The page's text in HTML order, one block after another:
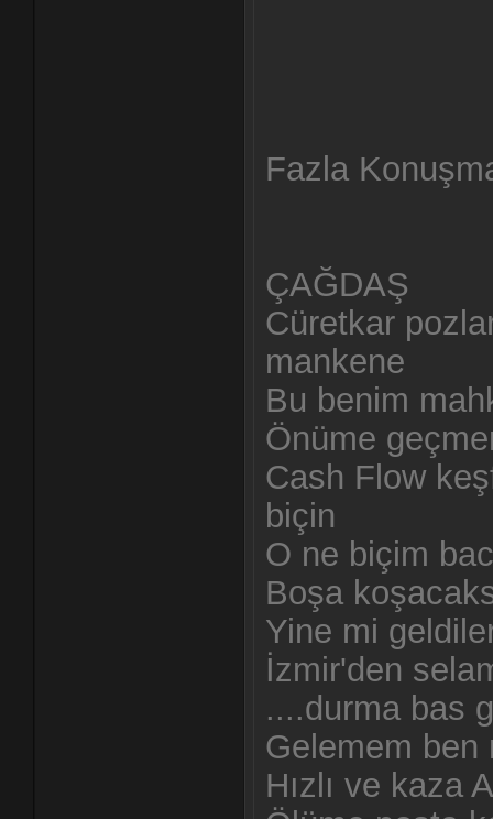
Fazla
ÇAĞDAŞ
Cüretkar
mankene
Bu benim
Önüme
Cash Flow
biçin
O ne biçim
Boşa
Yine mi
İzmir'den
....durma bas
Gelemem ben
Hızlı ve kaza